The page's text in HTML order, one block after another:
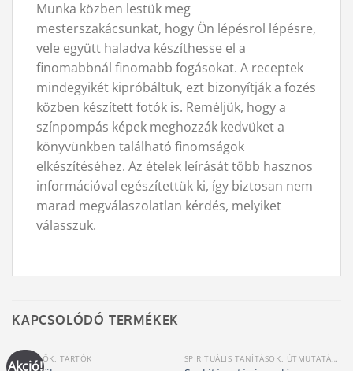
Munka közben lestük meg
mesterszakácsunkat, hogy Ön lépésrol lépésre,
vele együtt haladva készíthesse el a
finomabbnál finomabb fogásokat. A receptek
mindegyikét kipróbáltuk, ezt bizonyítják a fozés
közben készített fotók is. Reméljük, hogy a
színpompás képek meghozzák kedvüket a
könyvünkben található finomságok
elkészítéséhez. Az ételek leírását több hasznos
információval egészítettük ki, így biztosan nem
marad megválaszolatlan kérdés, melyiket
válasszuk.
KAPCSOLÓDÓ TERMÉKEK
Akció!
FÜSTÖLŐK, TARTÓK SPIRITUÁLIS TANÍTÁSOK, ÚTMUTATÁSOK